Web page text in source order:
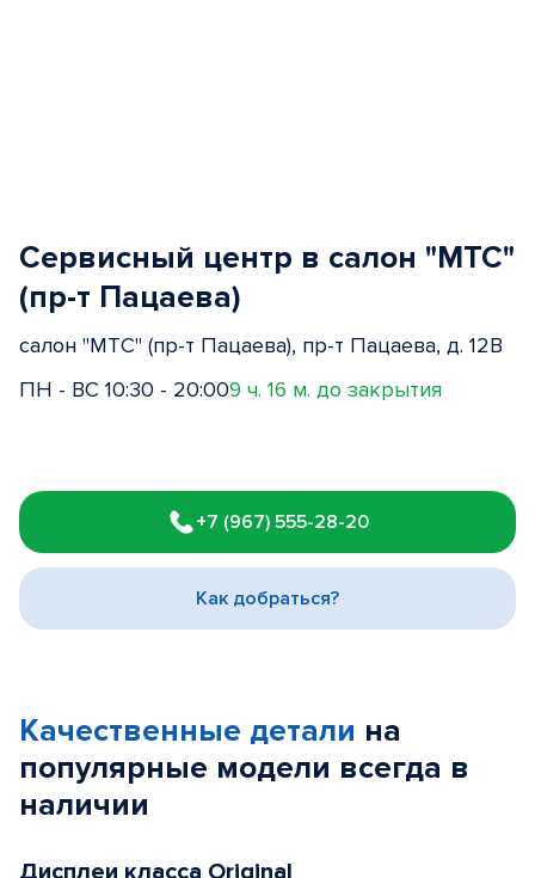
Сервисный центр в салон "МТС"
(пр-т Пацаева)
салон "МТС" (пр-т Пацаева), пр-т Пацаева, д. 12В
ПН - ВС 10:30 - 20:009 ч. 16 м. до закрытия
1
of
3
+7 (967) 555-28-20
Как добраться?
Качественные детали на
популярные модели всегда в
наличии
Дисплеи класса Original